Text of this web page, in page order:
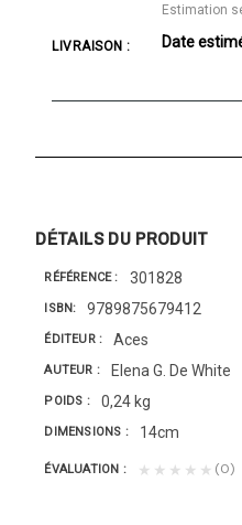
Estimation
LIVRAISON : Date
DÉTAILS DU PRODUIT
RÉFÉRENCE 301828
ISBN 9789875679412
ÉDITEUR Aces
AUTEUR Elena G. De White
POIDS 0,24 kg
DIMENSIONS 14cm
ÉVALUATION ★★★★★ (0)